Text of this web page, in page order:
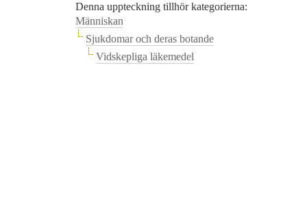
Denna uppteckning tillhör kategorierna:
Människan
Sjukdomar och deras botande
Vidskepliga läkemedel